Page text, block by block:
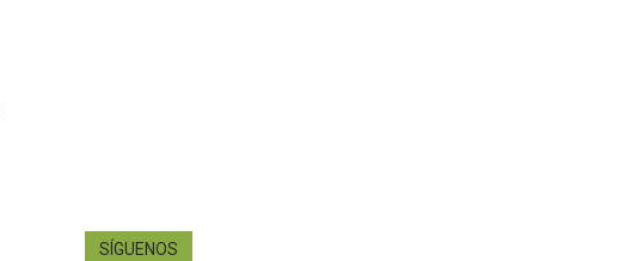
SÍGUENOS